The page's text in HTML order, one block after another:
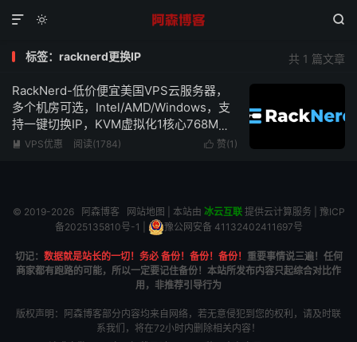
 

共 1 篇文章
标签：racknerd更换IP
RackNerd-低价便宜美国VPS云服务器，
多个机房可选，Intel/AMD/Windows，支
持一键切换IP，KVM虚拟化1核心768M内
存1Gbps带宽低至$10.18/年
 赞(1 )
 VPS优惠 阅读(1784)
© 2019-2026 阿森博客 网站地图 | 本站由 冰云互联提供云计算服务 | 豫ICP
备2025135810号-1
豫公网安备 41132402411697号
切记： 数据就是站长的一切！务必 备份！备份！备份！ 重要事情说三遍！任何
商家都有跑路的可能，所以一定要记住备份！本站所发布内容只起综合对比作
用，非推荐引导行为
版权声明：阿森博客部分内容均来自网络，若无意侵犯到您的权利，请及时联
系我们，将在72小时内删除相关内容！